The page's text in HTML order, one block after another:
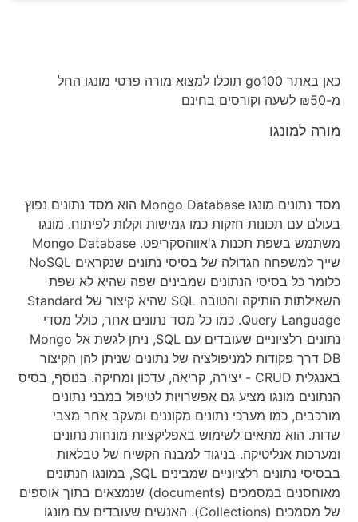
כאן באתר go100 תוכלו למצוא מורה פרטי מונגו החל
מ-₪50 לשעה וקורסים בחינם
מורה למונגו
מסד נתונים מונגו Mongo Database הוא מסד נתונים נפוץ
בעולם עם תכונות חזקות כמו גמישות וקלות לפיתוח. מונגו
משתמש בשפת תכנות ג'אווהסקריפט. Mongo Database
שייך למשפחה הגדולה של בסיסי נתונים שנקראים NoSQL
כלומר כל בסיסי הנתונים שמבינים שפה שהיא לא שפת
השאילתות הותיקה והטובה SQL שהיא קיצור של Standard
Query Language. כמו כל מסד נתונים אחר, כולל מסדי
נתונים רלציוניים שעובדים עם SQL, ניתן לגשת אל Mongo
DB דרך פקודות למניפולציה של נתונים שניתן להן הקיצור
באנגלית CRUD - יצירה, קריאה, עדכון ומחיקה. בנוסף, בסיס
הנתונים מונגו מציע גם אפשרויות לטיפול במבני נתונים
מורכבים, כמו מערכי נתונים מקוננים ומעקב אחר מצבי
שדות. הוא מתאים לשימוש באפליקציות מונחות נתונים
ומערכות אנליטיקה. בניגוד למבנה הקשיח של טבלאות
בבסיסי נתונים רלציוניים שמבינים SQL, במונגו הנתונים
מאוחסנים במסמכים (documents) שנמצאים בתוך אוספים
של מסמכים (Collections). האנשים שעובדים עם מונגו